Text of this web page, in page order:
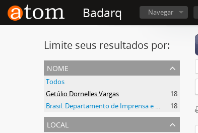
Badarq Navegar
Limite seus resultados por:
nome
Todos
Getúlio Dornelles Vargas
18
Brasil. Departamento de Imprensa e Propaganda
18
local